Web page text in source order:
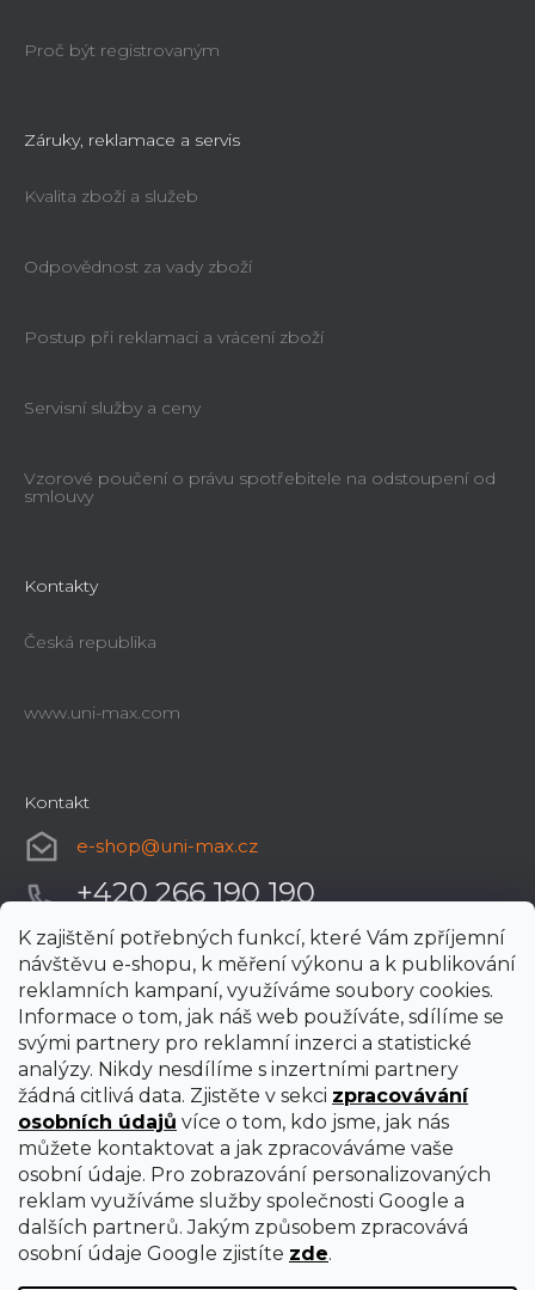
K zajištění potřebných funkcí, které Vám zpříjemní
návštěvu e-shopu, k měření výkonu a k publikování
reklamních kampaní, využíváme soubory cookies.
Informace o tom, jak náš web používáte, sdílíme se
svými partnery pro reklamní inzerci a statistické
analýzy. Nikdy nesdílíme s inzertními partnery
žádná citlivá data. Zjistěte v sekci zpracovávání
osobních údajů více o tom, kdo jsme, jak nás
můžete kontaktovat a jak zpracováváme vaše
osobní údaje. Pro zobrazování personalizovaných
reklam využíváme služby společnosti Google a
dalších partnerů. Jakým způsobem zpracovává
osobní údaje Google zjistíte zde.
Proč být registrovaným
Záruky, reklamace a servis
Kvalita zboží a služeb
Odpovědnost za vady zboží
Postup při reklamaci a vrácení zboží
Servisní služby a ceny
Vzorové poučení o právu spotřebitele na odstoupení od
smlouvy
Kontakty
Česká republika
www.uni-max.com
Kontakt
e-shop@uni-max.cz
+420 266 190 190